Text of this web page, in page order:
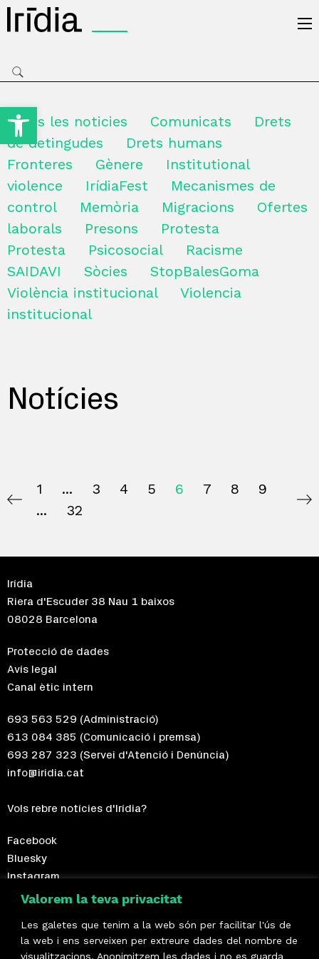
Obre la barra d'eines
Valorem la teva privacitat
Les galetes que tenim a la web són per facilitar l'ús de
la web i ens serveixen per extreure dades del nombre de
visualitzacions. Anonimitzem les dades i no es guarda
Totes les noticies Comunicats
Drets
de detingudes
Drets humans
Fronteres
Gènere
Institutional
violence
IrídiaFest
Mecanismes de
control
Memòria Migracions
Ofertes
laborals
Presons
Protesta
Protesta
Psicosocial
Racisme
SAIDAVI
Sòcies
StopBalesGoma
Violència institucional
Violencia
institucional
Notícies
1 3 4 5 6 7 8
9
32
Irídia
Riera d'Escuder 38 Nau 1 baixos
08028 Barcelona
Protecció de dades
Avís legal
Canal ètic intern
693 563 529 (Administració)
613 084 385 (Comunicació i premsa)
693 287 323 (Servei d'Atenció i Denúncia)
info@iridia.cat
Vols rebre notícies d'Irídia?
Facebook
Bluesky
Instagram
Telegram
Fes-te sòcia!